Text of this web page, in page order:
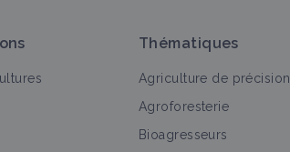
Thématiques
Agriculture de précision
Agroforesterie
Bioagresseurs